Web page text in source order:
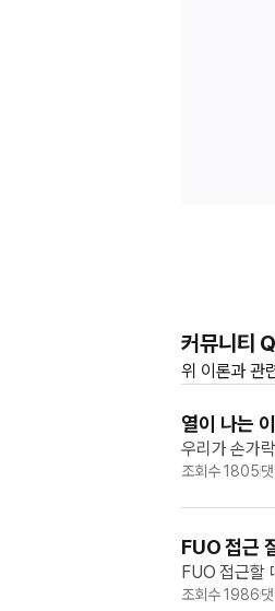
커뮤니티
위 이론과 관
열이 나는
우리가 손가
인 양이 달라
조회수1805
FUO 접근
FUO 접근할
조회수1986